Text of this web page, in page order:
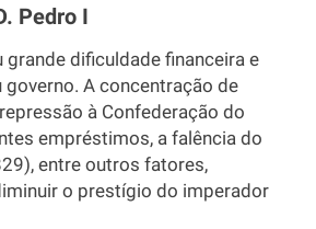
Pedro I
grande dificuldade financeira e
A concentração de
à Confederação do
empréstimos, a falência do
entre outros fatores,
o prestígio do imperador